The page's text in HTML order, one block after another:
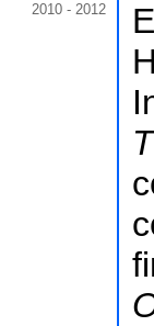
2010 - 2012